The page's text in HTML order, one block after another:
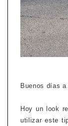
Buenos días
Hoy un look
utilizar este